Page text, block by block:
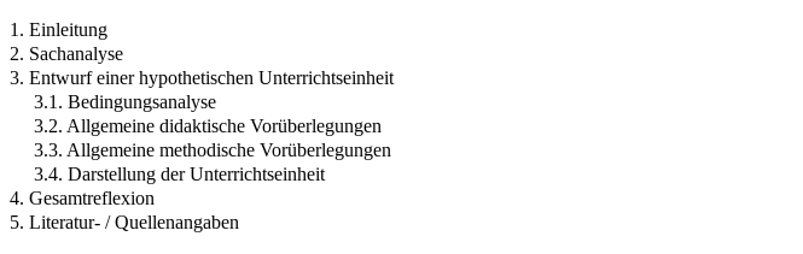
1. Einleitung
2. Sachanalyse
3. Entwurf einer hypothetischen Unterrichtseinheit
3.1. Bedingungsanalyse
3.2. Allgemeine didaktische Vorüberlegungen
3.3. Allgemeine methodische Vorüberlegungen
3.4. Darstellung der Unterrichtseinheit
4. Gesamtreflexion
5. Literatur- / Quellenangaben